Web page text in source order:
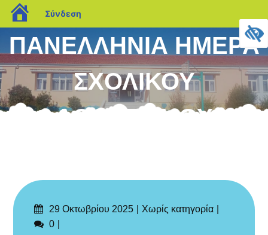
blogs.sch.gr
Σύνδεση
περιεχόμενο
ΠΑΝΕΛΛΗΝΙΑ ΗΜΕΡΑ
ΣΧΟΛΙΚΟΥ
ΑΘΛΗΤΙΣΜΟΥ
Δημοσιεύτηκε
στις
29 Οκτωβρίου 2025 Categories
Χωρίς κατηγορία
Σχόλια
0